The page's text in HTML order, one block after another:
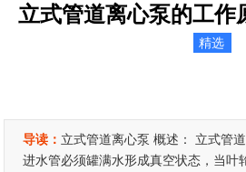
立式管道离心泵的工作
精选
导读： 立式管道离心泵 概述： 立式管
进水管必须罐满水形成真空状态，当叶